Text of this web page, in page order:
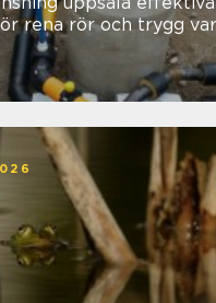
rena rör och trygg